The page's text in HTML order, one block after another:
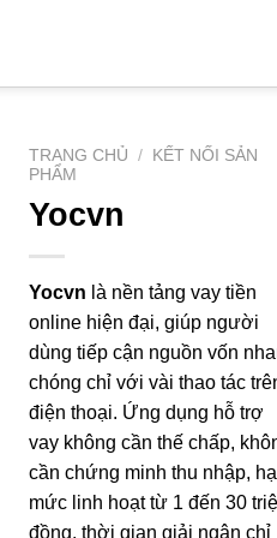
TRANG CHỦ /
KẾT NỐI SẢN
PHẨM
Yocvn
Yocvn là nền tảng vay tiền
online hiện đại, giúp người
dùng tiếp cận nguồn vốn
chóng chỉ với vài thao tác
điện thoại. Ứng dụng hỗ trợ
vay không cần thế chấp,
cần chứng minh thu nhập,
mức linh hoạt từ 1 đến 30
đồng, thời gian giải ngân chỉ